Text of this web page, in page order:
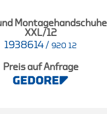
XXL/12
1938614 / 920 12
Preis auf Anfrage